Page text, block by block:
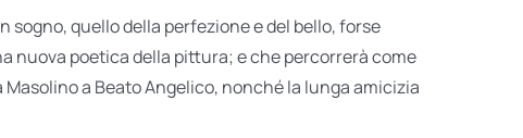
sogno, quello della perfezione e del bello, forse
nuova poetica della pittura; e che percorrerà come
a Beato Angelico, nonché la lunga amicizia